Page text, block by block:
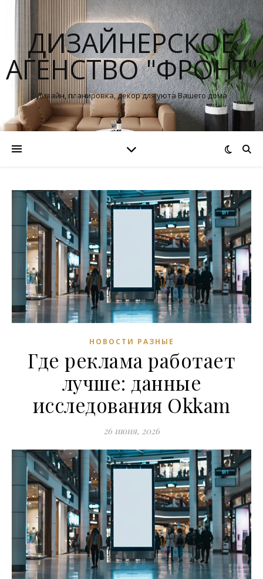
ДИЗАЙНЕРСКОЕ
АГЕНСТВО "ФРОНТ"
Дизайн, планировка, декор для уюта Вашего дома
НОВОСТИ РАЗНЫЕ
Где реклама работает
лучше: данные
исследования Okkam
26 июня, 2026